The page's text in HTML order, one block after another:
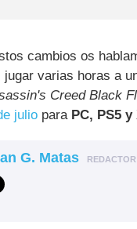
cambios os
jugar varias horas a
Creed Black
julio para PC, PS5
G. Matas REDACTOR